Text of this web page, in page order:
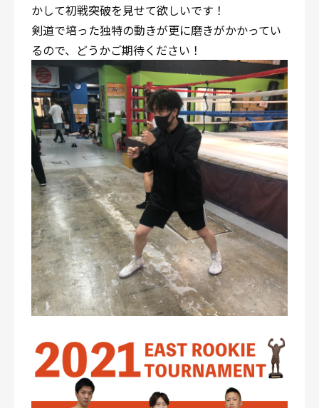
かして初戦突破を見せて欲しいです！
剣道で培った独特の動きが更に磨きがかかってい
るので、どうかご期待ください！